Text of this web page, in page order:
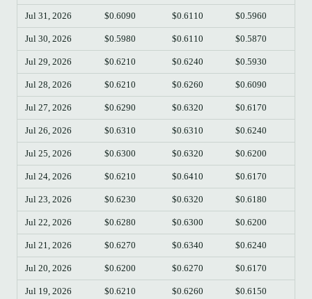
Jul 31, 2026 $0.6090 $0.6110 $0.5960
Jul 30, 2026 $0.5980 $0.6110 $0.5870
Jul 29, 2026 $0.6210 $0.6240 $0.5930
Jul 28, 2026 $0.6210 $0.6260 $0.6090
Jul 27, 2026 $0.6290 $0.6320 $0.6170
Jul 26, 2026 $0.6310 $0.6310 $0.6240
Jul 25, 2026 $0.6300 $0.6320 $0.6200
Jul 24, 2026 $0.6210 $0.6410 $0.6170
Jul 23, 2026 $0.6230 $0.6320 $0.6180
Jul 22, 2026 $0.6280 $0.6300 $0.6200
Jul 21, 2026 $0.6270 $0.6340 $0.6240
Jul 20, 2026 $0.6200 $0.6270 $0.6170
Jul 19, 2026 $0.6210 $0.6260 $0.6150